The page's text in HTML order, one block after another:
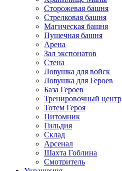
Сторожевая башня
Стрелковая башня
Магическая башня
Пушечная башня
Арена
Зал экспонатов
Стена
Ловушка для войск
Ловушка для Героев
База Героев
Тренировочный центр
Тотем Героя
Питомник
Гильдия
Склад
Арсенал
Шахта Гоблина
Смотритель